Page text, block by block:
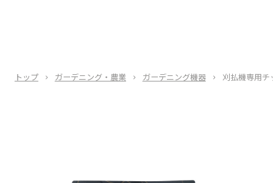
トップ ガーデニング・農業 ガーデニング機器 刈払機専用チ